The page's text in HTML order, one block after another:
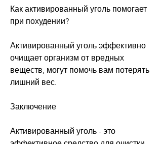
Как активированный уголь помогает
при похудении?
Активированный уголь эффективно
очищает организм от вредных
веществ, могут помочь вам потерять
лишний вес.
Заключение
Активированный уголь - это